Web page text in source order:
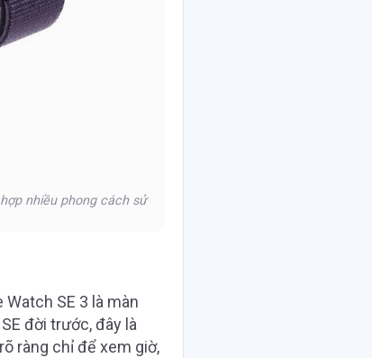
nhiều phong cách sử
SE 3 là màn
đời trước, đây là
ràng chỉ để xem giờ,